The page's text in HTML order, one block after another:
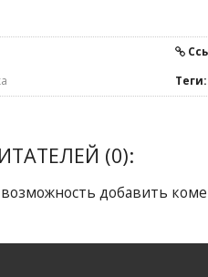
Теги:
(0):
добавить